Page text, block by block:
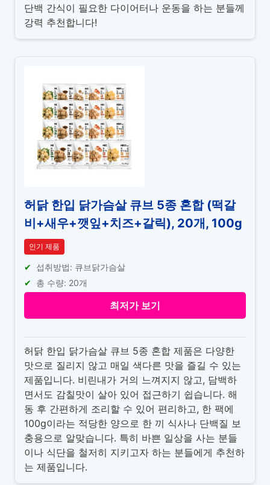
단백 간식이 필요한 다이어터나 운동을 하는 분들께
강력 추천합니다!
허닭 한입 닭가슴살 큐브 5종 혼합 (떡갈
비+새우+깻잎+치즈+갈릭), 20개, 100g
인기 제품
섭취방법: 큐브닭가슴살
총 수량: 20개
최저가 보기
허닭 한입 닭가슴살 큐브 5종 혼합 제품은 다양한
맛으로 질리지 않고 매일 색다른 맛을 즐길 수 있는
제품입니다. 비린내가 거의 느껴지지 않고, 담백하
면서도 감칠맛이 살아 있어 접근하기 쉽습니다. 해
동 후 간편하게 조리할 수 있어 편리하고, 한 팩에
100g이라는 적당한 양으로 한 끼 식사나 단백질 보
충용으로 알맞습니다. 특히 바쁜 일상을 사는 분들
이나 식단을 철저히 지키고자 하는 분들에게 추천하
는 제품입니다.